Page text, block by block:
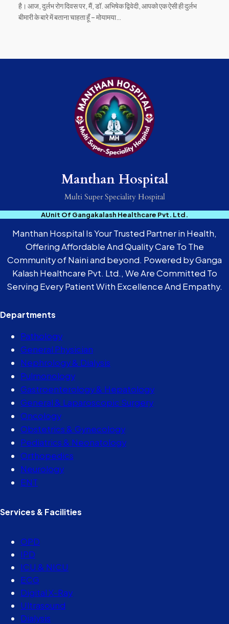
है। आज, दुर्लभ रोग दिवस पर, मैं, डॉ. अभिषेक द्विवेदी, आपको एक ऐसी ही दुर्लभ
बीमारी के बारे में बताना चाहता हूँ – मोयामया…
Manthan Hospital
Multi Super Speciality Hospital
AUnit Of Gangakalash Healthcare Pvt. Ltd.
Manthan Hospital Is Your Trusted Partner in Health,
Offering Affordable And Quality Care To The
Community of Naini and beyond. Powered by Ganga
Kalash Healthcare Pvt. Ltd., We Are Committed To
Serving Every Patient With Excellence And Empathy.
Departments
Pathology
General Physician
Nephrology & Dialysis
Pulmonology
Gastroenterology & Hepatology
General & Laparoscopic Surgery
Oncology
Obstetrics & Gynecology
Pediatrics & Neonatology
Orthopedics
Neurology
ENT
Services & Facilities
OPD
IPD
ICU & NICU
ECG
Digital X-Ray
Ultrasound
Dialysis